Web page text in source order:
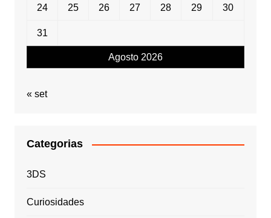
Agosto 2026
24 25 26 27 28 29 30
31
« set
Categorias
3DS
Curiosidades